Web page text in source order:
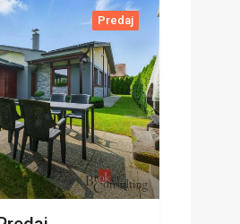
Predaj